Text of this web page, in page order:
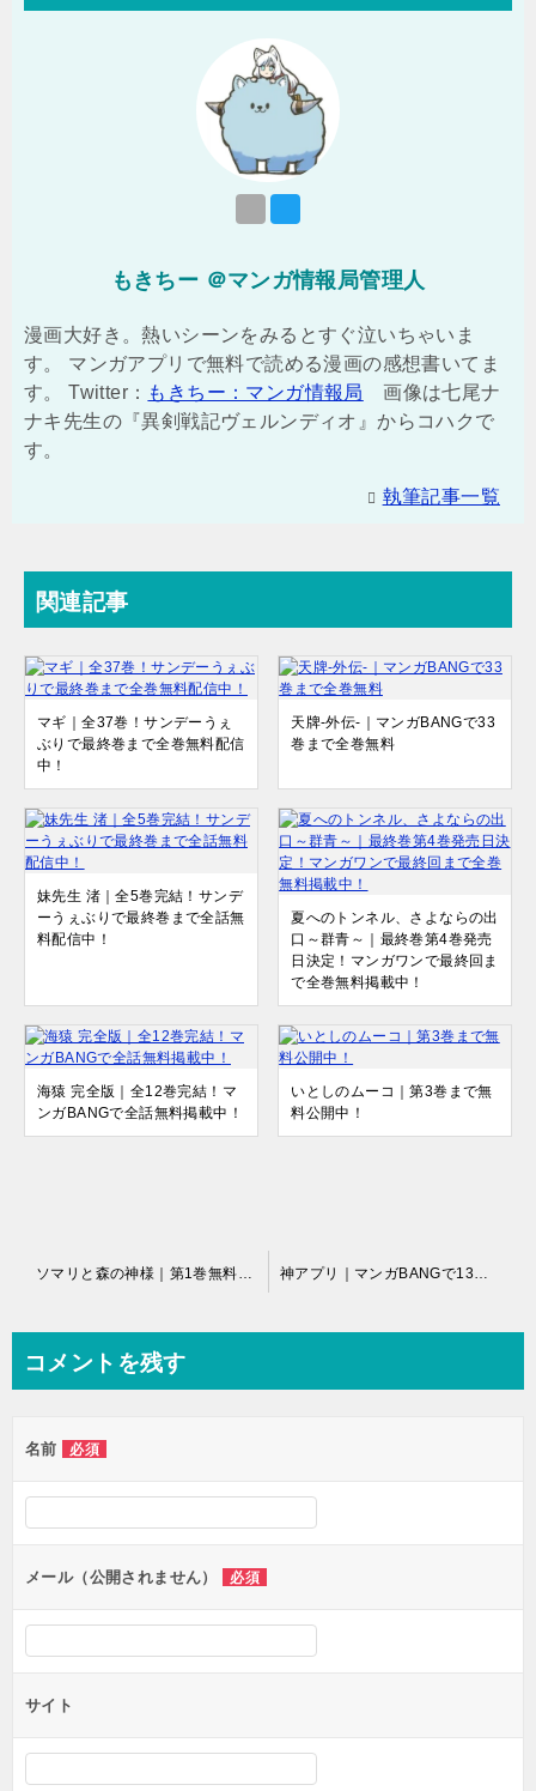
もきちー ＠マンガ情報局管理人
漫画大好き。熱いシーンをみるとすぐ泣いちゃいま
す。 マンガアプリで無料で読める漫画の感想書いてま
す。 Twitter： もきちー：マンガ情報局
画像は七尾ナ
ナキ先生の『異剣戦記ヴェルンディオ』からコハクで
す。
執筆記事一覧
関連記事
マギ｜全37巻！サンデーうぇ
ぶりで最終巻まで全巻無料配信
中！
天牌-外伝-｜マンガBANGで33
巻まで全巻無料
妹先生 渚｜全5巻完結！サンデ
ーうぇぶりで最終巻まで全話無
料配信中！
夏へのトンネル、さよならの出
口～群青～｜最終巻第4巻発売
日決定！マンガワンで最終回ま
で全巻無料掲載中！
海猿 完全版｜全12巻完結！マ
ンガBANGで全話無料掲載中！
いとしのムーコ｜第3巻まで無
料公開中！
ビ
ー
シ
ョ
ン
コメントを残す
名前 必須
メール（公開されません） 必須
サイト